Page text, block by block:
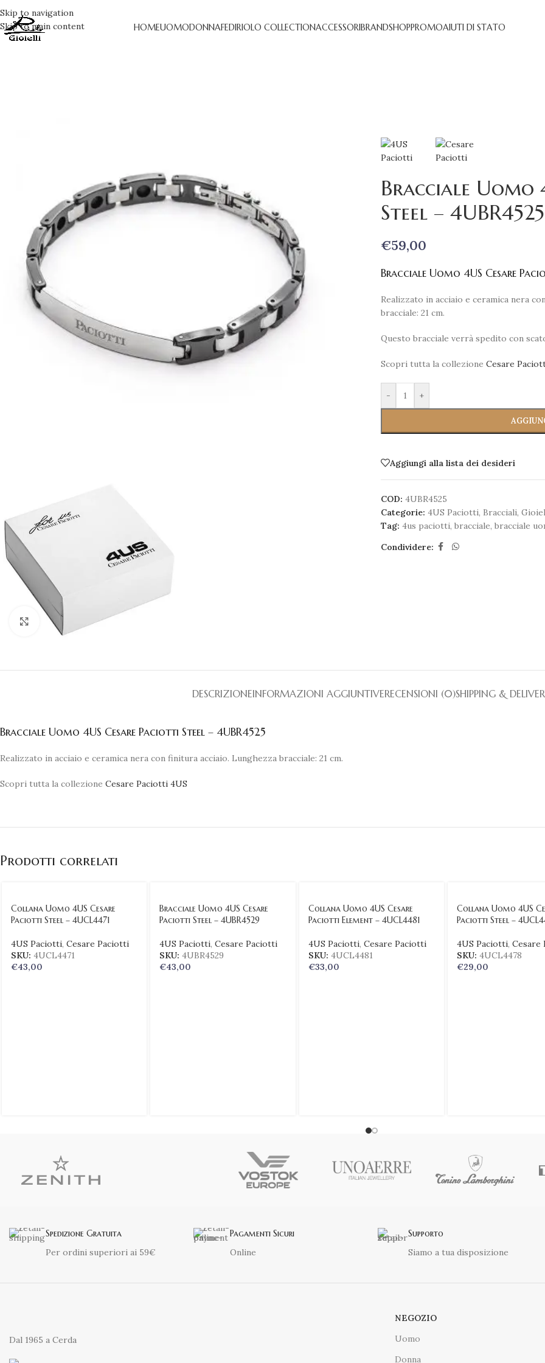
Skip to navigation
Skip to main content
HOMEUOMODONNAFEDIRIOLO COLLECTIONACCESSORIBRANDSHOPPROMOAIUTI DI STATO
Clicca per ingrandire
Bracciale Uomo
Steel – 4UBR4525
€59,00
Bracciale Uomo 4US Cesare
Realizzato in acciaio e ceramica nera
bracciale: 21 cm.
Questo bracciale verrà spedito con
Scopri tutta la collezione Cesare
- +
Aggiungi alla lista dei desideri
COD: 4UBR4525
Categorie: 4US Paciotti, Bracciali,
Tag: 4us paciotti, bracciale, bracciale
Condividere:
DESCRIZIONEINFORMAZIONI AGGIUNTIVERECENSIONI (0)SHIPPING &
Bracciale Uomo 4US Cesare Paciotti Steel – 4UBR4525
Realizzato in acciaio e ceramica nera con finitura acciaio. Lunghezza bracciale: 21 cm.
Scopri tutta la collezione Cesare Paciotti 4US
Prodotti correlati
Collana Uomo 4US Cesare
Paciotti Steel – 4UCL4471
4US Paciotti, Cesare Paciotti
SKU: 4UCL4471
€43,00
Bracciale Uomo 4US Cesare
Paciotti Steel – 4UBR4529
4US Paciotti, Cesare Paciotti
SKU:4UBR4529
€43,00
Collana Uomo 4US Cesare
Paciotti Element – 4UCL4481
4US Paciotti, Cesare Paciotti
SKU: 4UCL4481
€33,00
Collana Uomo 4US
Paciotti Steel –
4US Paciotti, Cesare
SKU:4UCL4478
€29,00
Spedizione Gratuita
Per ordini superiori ai 59€
Pagamenti Sicuri
Online
Supporto
Siamo a tua disposizione
Dal 1965 a Cerda
NEGOZIO
Uomo
Donna